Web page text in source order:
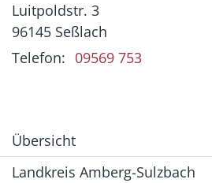
Luitpoldstr. 3
96145 Seßlach
Telefon: 09569 753
Übersicht
Landkreis Amberg-Sulzbach